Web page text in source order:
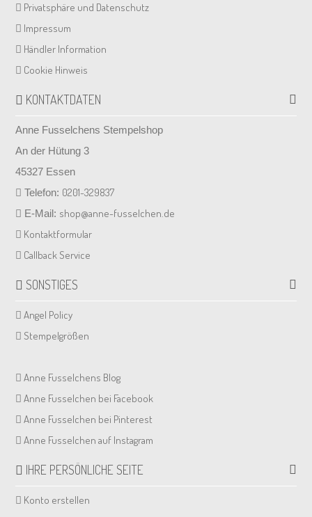
Privatsphäre und Datenschutz
Impressum
Händler Information
Cookie Hinweis
KONTAKTDATEN
Anne Fusselchens Stempelshop
An der Hütung 3
45327 Essen
Telefon: 0201-329837
E-Mail: shop@anne-fusselchen.de
Kontaktformular
Callback Service
SONSTIGES
Angel Policy
Stempelgrößen
Anne Fusselchens Blog
Anne Fusselchen bei Facebook
Anne Fusselchen bei Pinterest
Anne Fusselchen auf Instagram
IHRE PERSÖNLICHE SEITE
Konto erstellen